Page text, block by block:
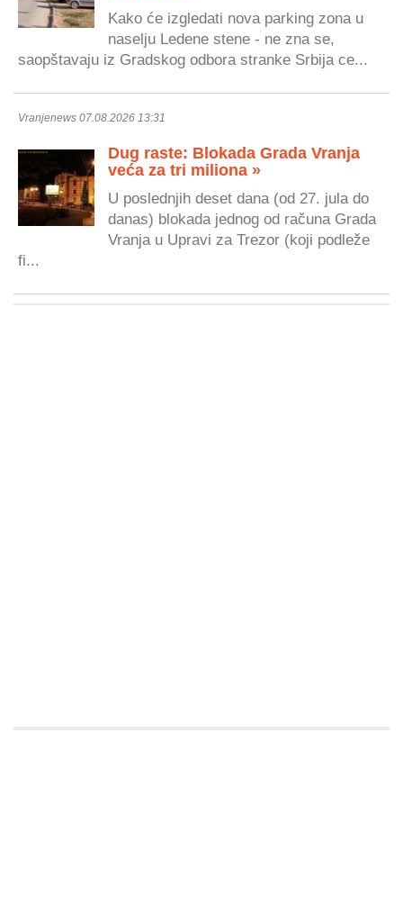
Kako će izgledati nova parking zona u
naselju Ledene stene - ne zna se,
saopštavaju iz Gradskog odbora stranke Srbija ce...
Vranjenews 07.08.2026 13:31
Dug raste: Blokada Grada Vranja
veća za tri miliona »
U poslednjih deset dana (od 27. jula do
danas) blokada jednog od računa Grada
Vranja u Upravi za Trezor (koji podleže
fi...